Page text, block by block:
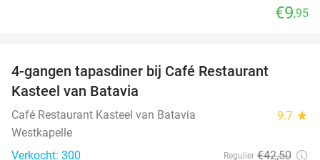
€9,95
4-gangen tapasdiner bij Café Restaurant
Kasteel van Batavia
Café Restaurant Kasteel van Batavia 9.7 star
Westkapelle
Verkocht: 300
Regulier €42,50